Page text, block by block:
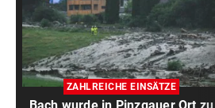
Waldbrand in Göriach konnte
gelöscht werden
WIRBEL UM ARBEIT-SAGER vor
Kanzler entschuldigt sich:
Satz ist falsch“
ZAHLREICHE EINSÄTZE